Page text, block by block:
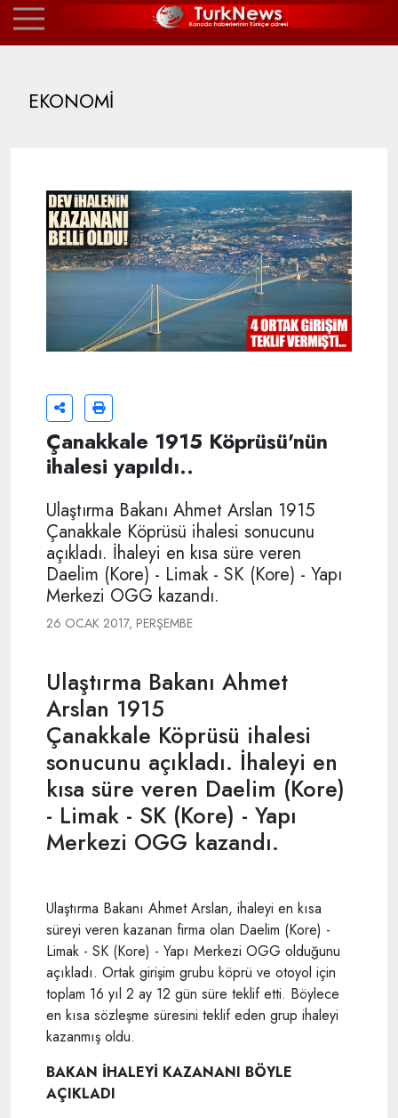
EKONOMİ
Çanakkale 1915 Köprüsü'nün
ihalesi yapıldı..
Ulaştırma Bakanı Ahmet Arslan 1915
Çanakkale Köprüsü ihalesi sonucunu
açıkladı. İhaleyi en kısa süre veren
Daelim (Kore) - Limak - SK (Kore) - Yapı
Merkezi OGG kazandı.
26 OCAK 2017, PERŞEMBE
Ulaştırma Bakanı Ahmet
Arslan 1915
Çanakkale Köprüsü ihalesi
sonucunu açıkladı. İhaleyi en
kısa süre veren Daelim (Kore)
- Limak - SK (Kore) - Yapı
Merkezi OGG kazandı.
Ulaştırma Bakanı Ahmet Arslan, ihaleyi en kısa
süreyi veren kazanan firma olan Daelim (Kore) -
Limak - SK (Kore) - Yapı Merkezi OGG olduğunu
açıkladı. Ortak girişim grubu köprü ve otoyol için
toplam 16 yıl 2 ay 12 gün süre teklif etti. Böylece
en kısa sözleşme süresini teklif eden grup ihaleyi
kazanmış oldu.
BAKAN İHALEYİ KAZANANI BÖYLE
AÇIKLADI